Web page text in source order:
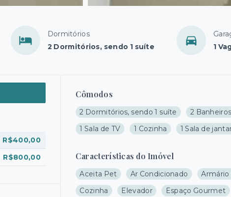
Dormitórios
2 Dormitórios, sendo 1 suíte
1
Cômodos
2 Dormitórios, sendo 1 suíte 2 Banheiros
1 Sala de TV
1 Cozinha 1 Sala de
Características do Imóvel
Aceita Pet Ar Condicionado Armário
Cozinha
Elevador Espaço Gourmet
R$400,00
R$800,00